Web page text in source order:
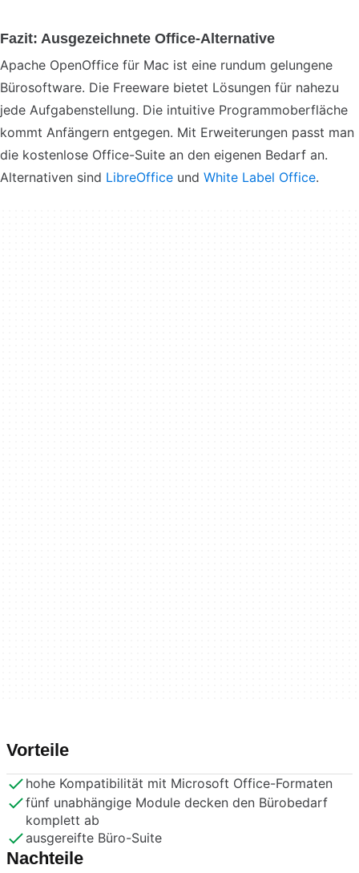
Fazit: Ausgezeichnete Office-Alternative
Apache OpenOffice für Mac ist eine rundum gelungene
Bürosoftware. Die Freeware bietet Lösungen für nahezu
jede Aufgabenstellung. Die intuitive Programmoberfläche
kommt Anfängern entgegen. Mit Erweiterungen passt man
die kostenlose Office-Suite an den eigenen Bedarf an.
Alternativen sind LibreOffice und White Label Office.
Vorteile
hohe Kompatibilität mit Microsoft Office-Formaten
fünf unabhängige Module decken den Bürobedarf
komplett ab
ausgereifte Büro-Suite
Nachteile